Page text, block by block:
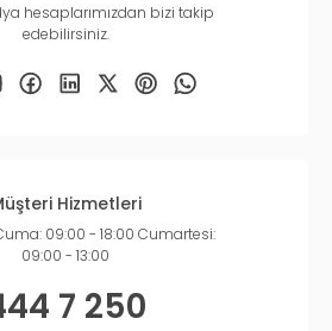
hesaplarımızdan bizi takip
edebilirsiniz.
Hizmetleri
09:00 - 18:00 Cumartesi:
09:00 - 13:00
7 250